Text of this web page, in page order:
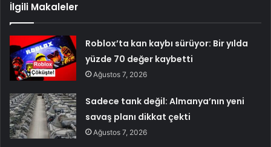
İlgili Makaleler
Roblox’ta kan kaybı sürüyor: Bir yılda
yüzde 70 değer kaybetti
Ağustos 7, 2026
Sadece tank değil: Almanya’nın yeni
savaş planı dikkat çekti
Ağustos 7, 2026